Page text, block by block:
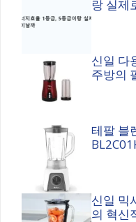
랑 실제
신일 다
주방의
테팔 블
신일 믹
의 혁신